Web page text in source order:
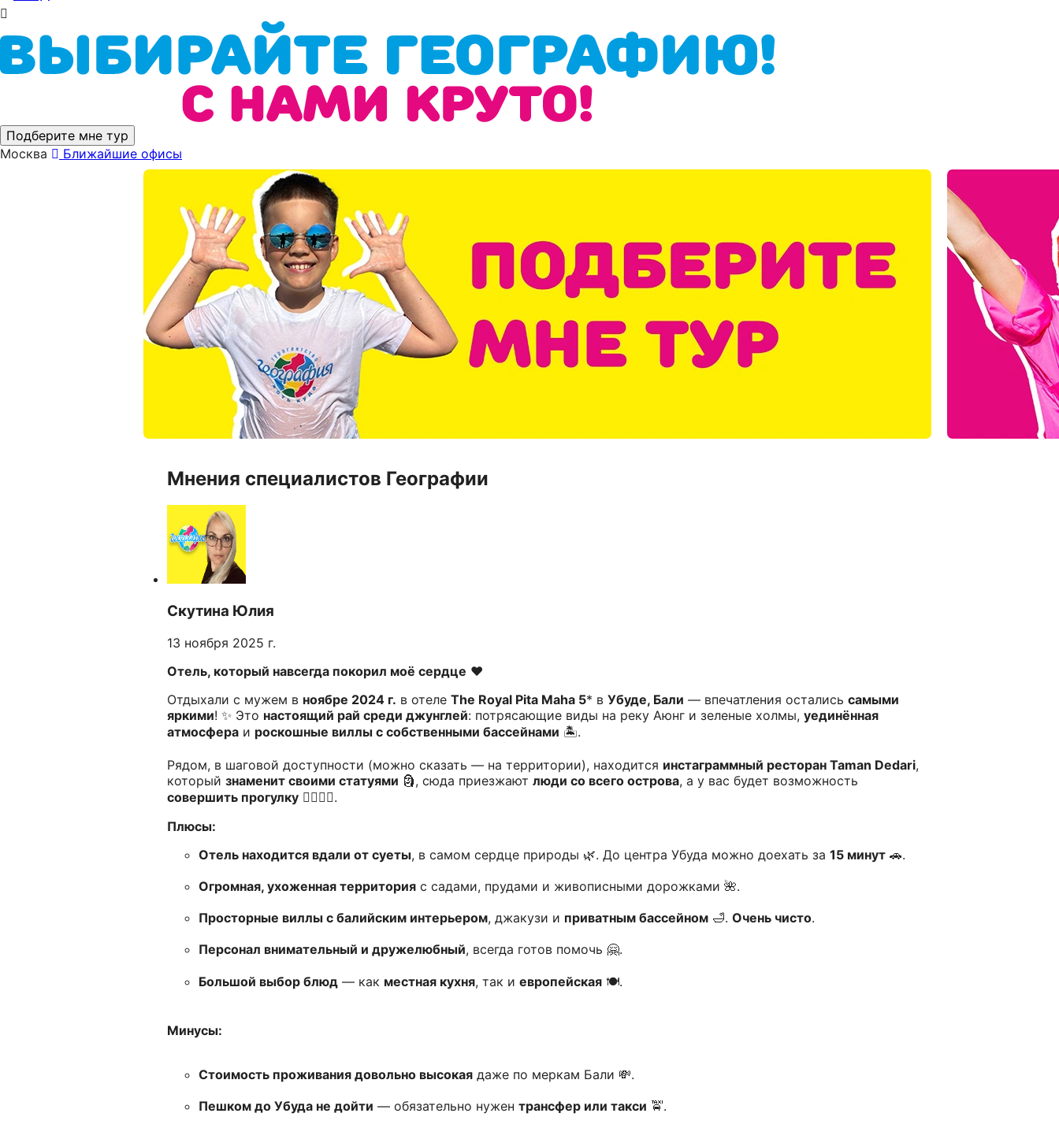
Подберите мне тур
Москва
Ближайшие офисы
Мнения специалистов Географии
Скутина Юлия
13 ноября 2025 г.
Отель, который навсегда покорил моё сердце ❤️
Отдыхали с мужем в ноябре 2024 г. в отеле The Royal Pita Maha 5* в Убуде, Бали — впечатления остались самыми
яркими! ✨ Это настоящий рай среди джунглей: потрясающие виды на реку Аюнг и зеленые холмы, уединённая
атмосфера и роскошные виллы с собственными бассейнами 🏝️.
Рядом, в шаговой доступности (можно сказать — на территории), находится инстаграммный ресторан Taman Dedari,
который знаменит своими статуями 🗿, сюда приезжают люди со всего острова, а у вас будет возможность
совершить прогулку 🚶‍♀️🚶‍♂️.
Плюсы:
Отель находится вдали от суеты, в самом сердце природы 🌿. До центра Убуда можно доехать за 15 минут 🚗.
Огромная, ухоженная территория с садами, прудами и живописными дорожками 🌺.
Просторные виллы с балийским интерьером, джакузи и приватным бассейном 🛁. Очень чисто.
Персонал внимательный и дружелюбный, всегда готов помочь 🤗.
Большой выбор блюд — как местная кухня, так и европейская 🍽️.
Минусы:
Стоимость проживания довольно высокая даже по меркам Бали 💸.
Пешком до Убуда не дойти — обязательно нужен трансфер или такси 🚖.